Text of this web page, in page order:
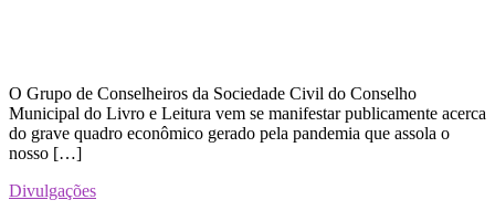
O Grupo de Conselheiros da Sociedade Civil do Conselho
Municipal do Livro e Leitura vem se manifestar publicamente acerca
do grave quadro econômico gerado pela pandemia que assola o
nosso […]
Divulgações